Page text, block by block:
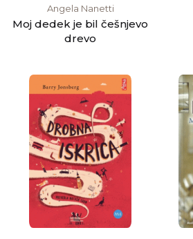
Angela Nanetti
Moj dedek je bil češnjevo
drevo